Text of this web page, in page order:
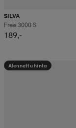
SILVA
Free 3000 S
189,-
Alennettu hinta